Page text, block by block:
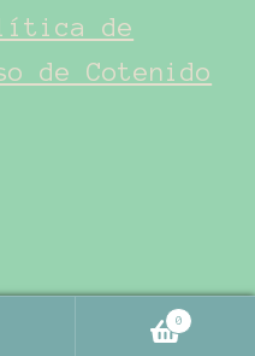
de
de Cotenido
0